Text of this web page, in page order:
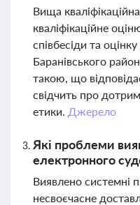
Вища
кваліфікаційне
співбесіди та
Баранівського
такою, що
свідчить про
етики. Джерело
Які проблеми
електронного
Виявлено системні
несвоєчасне